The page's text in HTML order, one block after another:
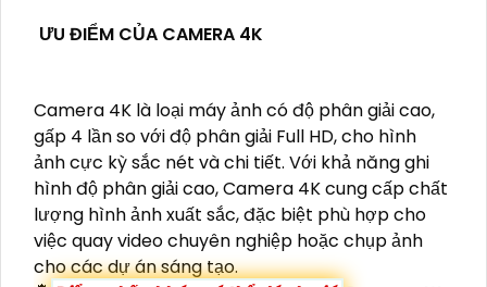
ƯU ĐIỂM CỦA CAMERA 4K
Camera 4K là loại máy ảnh có độ phân giải cao,
gấp 4 lần so với độ phân giải Full HD, cho hình
ảnh cực kỳ sắc nét và chi tiết. Với khả năng ghi
hình độ phân giải cao, Camera 4K cung cấp chất
lượng hình ảnh xuất sắc, đặc biệt phù hợp cho
việc quay video chuyên nghiệp hoặc chụp ảnh
cho các dự án sáng tạo.